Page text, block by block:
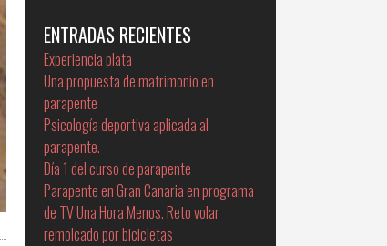
ENTRADAS RECIENTES
Experiencia plata
Una propuesta de matrimonio en
parapente
Psicología deportiva aplicada al
parapente.
Día 1 del curso de parapente
Parapente en Gran Canaria en programa
de TV Una Hora Menos. Reto volar
remolcado por bicicletas